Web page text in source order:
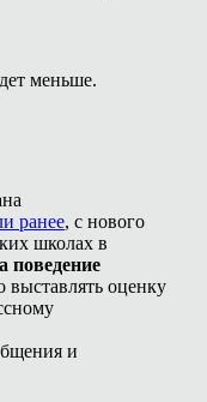
меньше.
ранее, с нового
школах в
поведение
выставлять оценку
и